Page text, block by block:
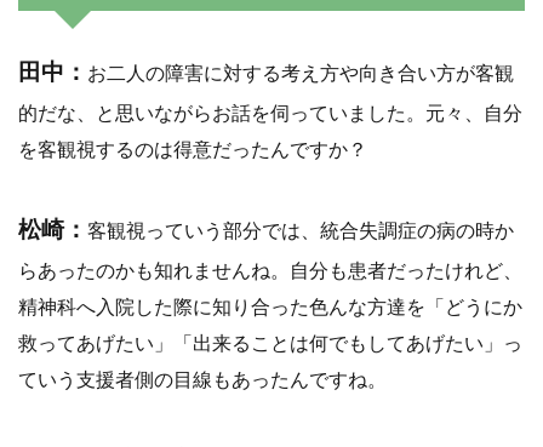
田中： お二人の障害に対する考え方や向き合い方が客観
的だな、と思いながらお話を伺っていました。元々、自分
を客観視するのは得意だったんですか？
松崎： 客観視っていう部分では、統合失調症の病の時か
らあったのかも知れませんね。自分も患者だったけれど、
精神科へ入院した際に知り合った色んな方達を「どうにか
救ってあげたい」「出来ることは何でもしてあげたい」っ
ていう支援者側の目線もあったんですね。